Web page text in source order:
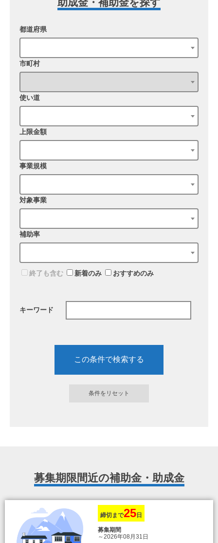
都道府県
市町村
使い道
上限金額
事業規模
対象事業
補助率
終了も含む 新着のみ おすすめのみ
キーワード
募集期限間近の補助金・助成金
締切まで25日
募集期間
～2026年08月31日